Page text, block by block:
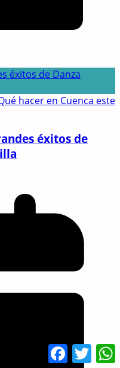
hacer en Cuenca este
éxitos de
Facebook